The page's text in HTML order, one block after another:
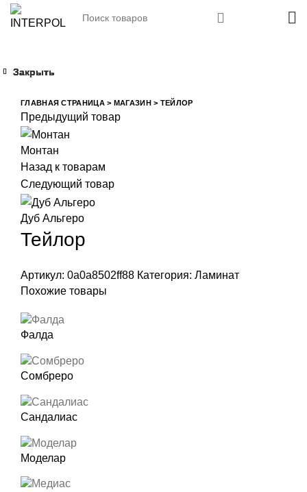
ГЛАВНАЯ СТРАНИЦА> МАГАЗИН> ТЕЙЛОР
Предыдущий товар
Монтан
Назад к товарам
Следующий товар
Дуб Альгеро
Тейлор
Артикул: 0a0a8502ff88 Категория: Ламинат
Похожие товары
Фалда
Сомбреро
Сандалиас
Моделар
Закрыть
Закрыть
Закрыть
Закрыть